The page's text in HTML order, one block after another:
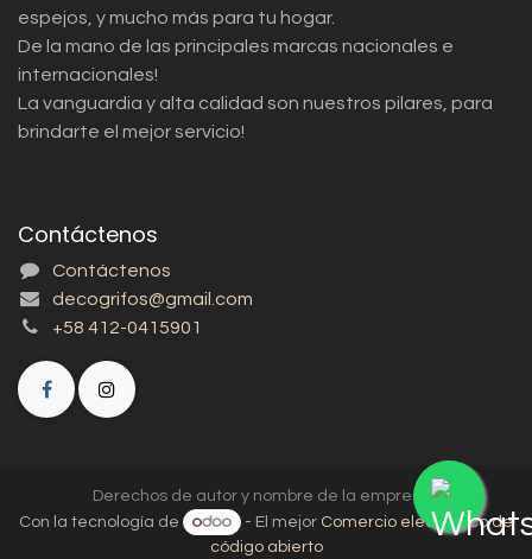
espejos, y mucho más para tu hogar.
De la mano de las principales marcas nacionales e
internacionales!
La vanguardia y alta calidad son nuestros pilares, para
brindarte el mejor servicio!
Contáctenos
Contáctenos
decogrifos@gmail.com
+58 412-0415901
Derechos de autor y nombre de la empresa
Con la tecnología de
- El mejor Comercio electrónico de
código abierto